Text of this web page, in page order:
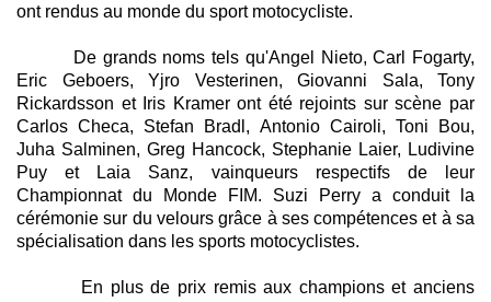
ont rendus au monde du sport motocycliste.
De grands noms tels qu'Angel Nieto, Carl Fogarty,
Eric Geboers, Yjro Vesterinen, Giovanni Sala, Tony
Rickardsson et Iris Kramer ont été rejoints sur scène par
Carlos Checa, Stefan Bradl, Antonio Cairoli, Toni Bou,
Juha Salminen, Greg Hancock, Stephanie Laier, Ludivine
Puy et Laia Sanz, vainqueurs respectifs de leur
Championnat du Monde FIM. Suzi Perry a conduit la
cérémonie sur du velours grâce à ses compétences et à sa
spécialisation dans les sports motocyclistes.
En plus de prix remis aux champions et anciens